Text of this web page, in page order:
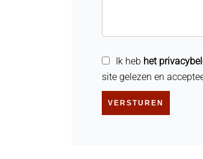
Ik heb het
site gelezen en
VERSTUREN